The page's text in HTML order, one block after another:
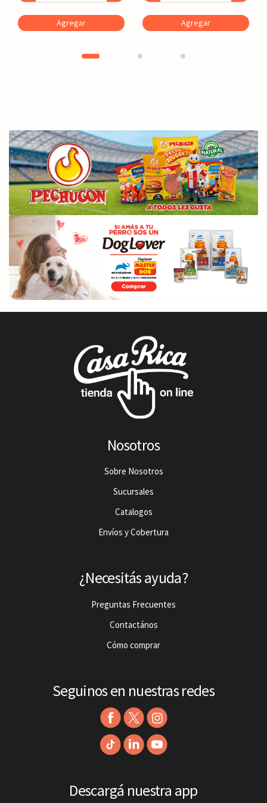
Agregar Agregar
Nosotros
Sobre Nosotros
Sucursales
Catalogos
Envíos y Cobertura
¿Necesitás ayuda?
Preguntas Frecuentes
Contactános
Cómo comprar
Seguinos en nuestras redes
Descargá nuestra app